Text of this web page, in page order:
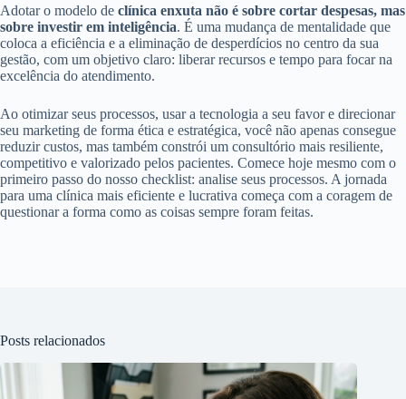
Adotar o modelo de clínica enxuta não é sobre cortar despesas, mas
sobre investir em inteligência. É uma mudança de mentalidade que
coloca a eficiência e a eliminação de desperdícios no centro da sua
gestão, com um objetivo claro: liberar recursos e tempo para focar na
excelência do atendimento.
Ao otimizar seus processos, usar a tecnologia a seu favor e direcionar
seu marketing de forma ética e estratégica, você não apenas consegue
reduzir custos, mas também constrói um consultório mais resiliente,
competitivo e valorizado pelos pacientes. Comece hoje mesmo com o
primeiro passo do nosso checklist: analise seus processos. A jornada
para uma clínica mais eficiente e lucrativa começa com a coragem de
questionar a forma como as coisas sempre foram feitas.
Posts relacionados